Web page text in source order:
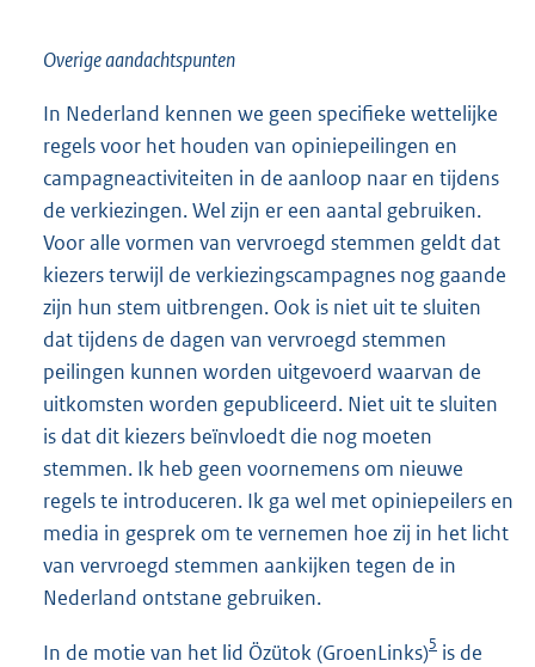
Overige aandachtspunten
In Nederland kennen we geen specifieke wettelijke
regels voor het houden van opiniepeilingen en
campagneactiviteiten in de aanloop naar en tijdens
de verkiezingen. Wel zijn er een aantal gebruiken.
Voor alle vormen van vervroegd stemmen geldt dat
kiezers terwijl de verkiezingscampagnes nog gaande
zijn hun stem uitbrengen. Ook is niet uit te sluiten
dat tijdens de dagen van vervroegd stemmen
peilingen kunnen worden uitgevoerd waarvan de
uitkomsten worden gepubliceerd. Niet uit te sluiten
is dat dit kiezers beïnvloedt die nog moeten
stemmen. Ik heb geen voornemens om nieuwe
regels te introduceren. Ik ga wel met opiniepeilers en
media in gesprek om te vernemen hoe zij in het licht
van vervroegd stemmen aankijken tegen de in
Nederland ontstane gebruiken.
In de motie van het lid Özütok (GroenLinks)5 is de